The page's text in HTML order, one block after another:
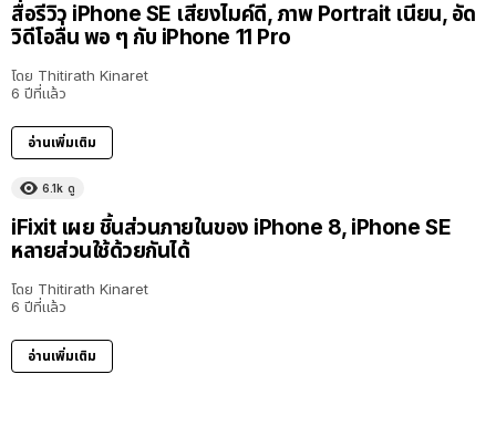
สื่อรีวิว iPhone SE เสียงไมค์ดี, ภาพ Portrait เนียน, อัด
วิดีโอลื่น พอ ๆ กับ iPhone 11 Pro
โดย Thitirath Kinaret
6 ปีที่แล้ว
อ่านเพิ่มเติม
6.1k ดู
iFixit เผย ชิ้นส่วนภายในของ iPhone 8, iPhone SE
หลายส่วนใช้ด้วยกันได้
โดย Thitirath Kinaret
6 ปีที่แล้ว
อ่านเพิ่มเติม